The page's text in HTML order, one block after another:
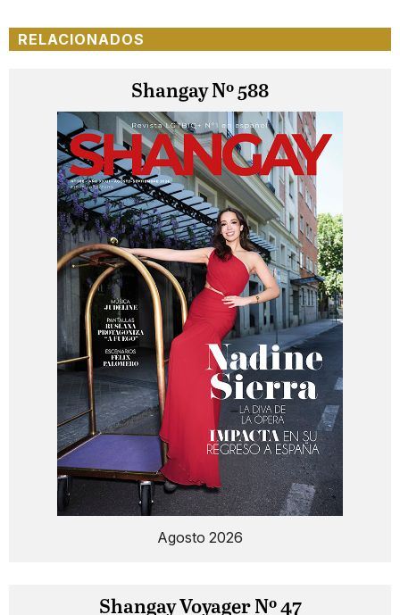
RELACIONADOS
Shangay Nº 588
Agosto 2026
Shangay Voyager Nº 47